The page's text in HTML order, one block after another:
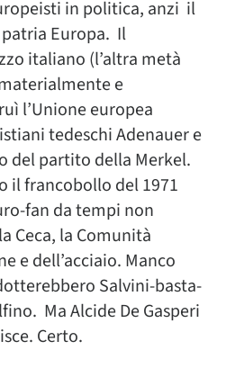
in politica, anzi il
Europa. Il
italiano (l’altra metà
e
l’Unione europea
tedeschi Adenauer e
del partito della Merkel.
il francobollo del 1971
fan da tempi non
Ceca, la Comunità
e dell’acciaio. Manco
Salvini-basta-
Ma Alcide De Gasperi
Certo.